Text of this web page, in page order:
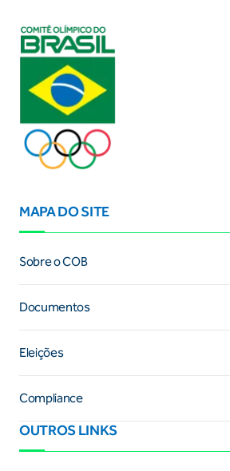
MAPA DO SITE
Sobre o COB
Documentos
Eleições
Compliance
OUTROS LINKS